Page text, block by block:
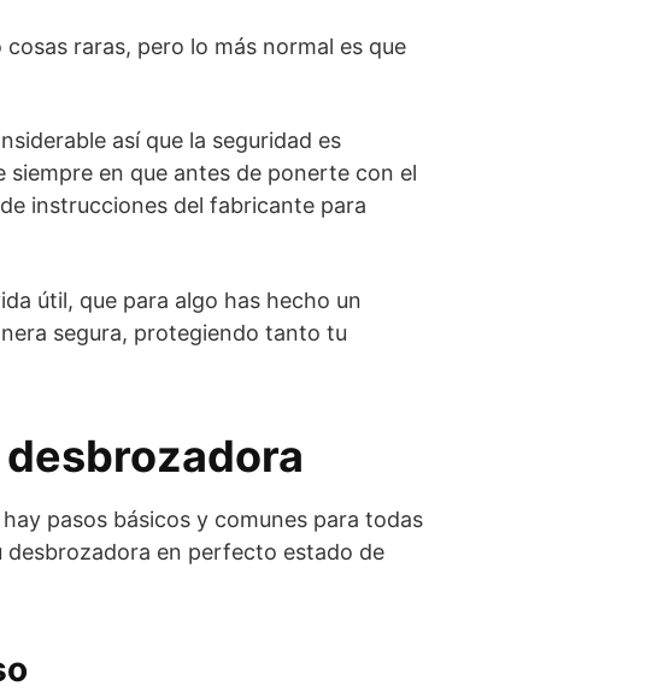
raras, pero lo más normal es que
así que la seguridad es
en que antes de ponerte con el
instrucciones del fabricante para
útil, que para algo has hecho un
segura, protegiendo tanto tu
pasos básicos y comunes para todas
desbrozadora en perfecto estado de